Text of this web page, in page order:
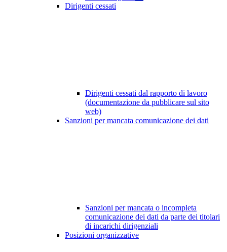
Dirigenti cessati
Dirigenti cessati dal rapporto di lavoro
(documentazione da pubblicare sul sito
web)
Sanzioni per mancata comunicazione dei dati
Sanzioni per mancata o incompleta
comunicazione dei dati da parte dei titolari
di incarichi dirigenziali
Posizioni organizzative